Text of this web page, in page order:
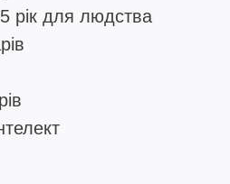
рік для людства